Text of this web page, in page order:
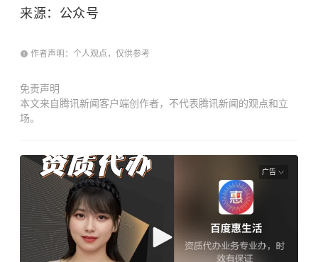
来源：公众号
作者声明：个人观点，仅供参考
免责声明
本文来自腾讯新闻客户端创作者，不代表腾讯新闻的观点和立
场。
广告